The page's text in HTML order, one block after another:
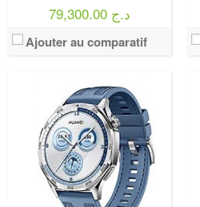
79,300.00 د.ج
Ajouter au comparatif